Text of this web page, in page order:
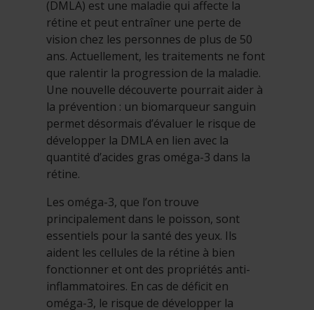
(DMLA) est une maladie qui affecte la
rétine et peut entraîner une perte de
vision chez les personnes de plus de 50
ans. Actuellement, les traitements ne font
que ralentir la progression de la maladie.
Une nouvelle découverte pourrait aider à
la prévention : un biomarqueur sanguin
permet désormais d’évaluer le risque de
développer la DMLA en lien avec la
quantité d’acides gras oméga-3 dans la
rétine.
Les oméga-3, que l’on trouve
principalement dans le poisson, sont
essentiels pour la santé des yeux. Ils
aident les cellules de la rétine à bien
fonctionner et ont des propriétés anti-
inflammatoires. En cas de déficit en
oméga-3, le risque de développer la